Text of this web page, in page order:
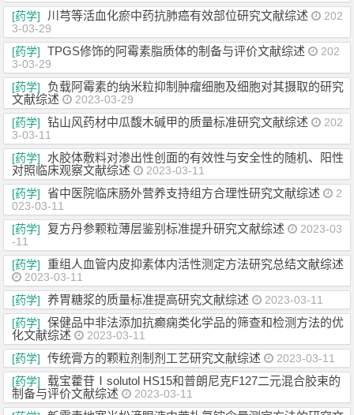
[药学]
川芎等活血化瘀中药抗肺癌有效部位研究文献综述
202
3-03-29
[药学]
TPGS修饰的阿霉素脂质体的制备与评价文献综述
202
3-03-29
[药学]
负载阿霉素的纳米粒抑制肿瘤细胞及细胞对其摄取的研究
文献综述
2023-03-29
[药学]
钻山风药材中瓜馥木碱甲的质量标准研究文献综述
202
3-03-11
[药学]
水胶体敷料对渗出性创面的有效性与安全性的随机、阳性
对照临床观察文献综述
2023-03-11
[药学]
省中医院临床肠外营养支持组方合理性研究文献综述
2
023-03-11
[药学]
复方丹参颗粒薄层鉴别标准提升研究文献综述
2023-03
-11
[药学]
重组人血管内皮抑素体内活性测定方法研究总结文献综述
2023-03-11
[药学]
养胃糖浆的质量标准提高研究文献综述
2023-03-11
[药学]
保健品中非法添加抗癫痫类化学品的筛查和检测方法的优
化文献综述
2023-03-11
[药学]
传统膏方的颗粒剂制剂工艺研究文献综述
2023-03-11
[药学]
载宝藿苷Ⅰsolutol HS15和普朗尼克F127二元混合胶束的
制备与评价文献综述
2023-03-11